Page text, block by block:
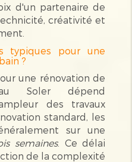
d'un partenaire de
créativité et
typiques pour une
?
une rénovation de
Soler dépend
des travaux
standard, les
sur une
semaines. Ce délai
de la complexité